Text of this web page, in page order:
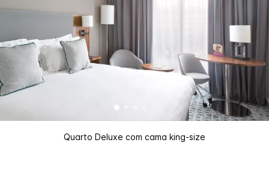
Quarto Deluxe com cama king-size